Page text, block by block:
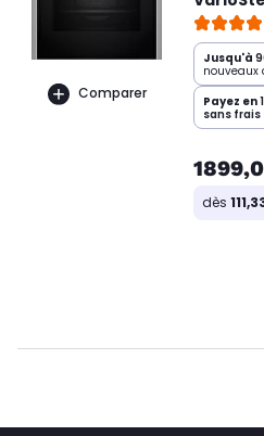
Comparer
Jusqu'à
nouveaux
Payez en
sans frais
dès